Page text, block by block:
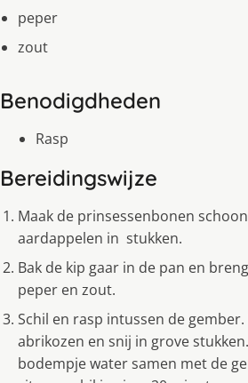
peper
zout
Benodigdheden
Rasp
Bereidingswijze
Maak de prinsessenbonen
aardappelen in stukken.
Bak de kip gaar in de pan en
peper en zout.
Schil en rasp intussen de
abrikozen en snij in grove
bodempje water samen met de